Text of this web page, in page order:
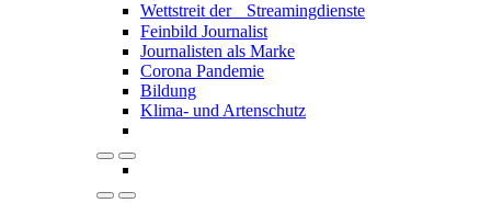
Wettstreit der Streamingdienste
Feinbild Journalist
Journalisten als Marke
Corona Pandemie
Bildung
Klima- und Artenschutz